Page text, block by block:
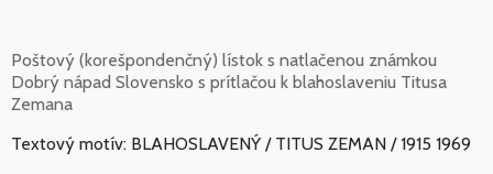
Poštový (korešpondenčný) lístok s natlačenou známkou
Dobrý nápad Slovensko s prítlačou k blahoslaveniu Titusa
Zemana
Textový motív: BLAHOSLAVENÝ / TITUS ZEMAN / 1915 1969